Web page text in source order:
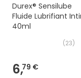
Durex® Sensilube
Fluide Lubrifiant
40ml
(23)
6,79 €